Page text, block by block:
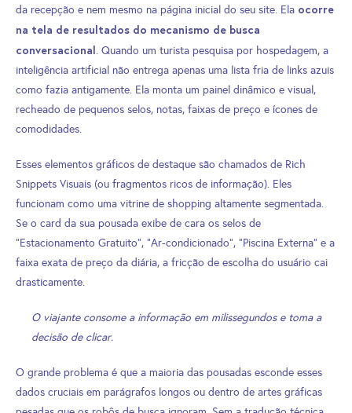
da recepção e nem mesmo na página inicial do seu site. Ela ocorre
na tela de resultados do mecanismo de busca
conversacional. Quando um turista pesquisa por hospedagem, a
inteligência artificial não entrega apenas uma lista fria de links azuis
como fazia antigamente. Ela monta um painel dinâmico e visual,
recheado de pequenos selos, notas, faixas de preço e ícones de
comodidades.
Esses elementos gráficos de destaque são chamados de Rich
Snippets Visuais (ou fragmentos ricos de informação). Eles
funcionam como uma vitrine de shopping altamente segmentada.
Se o card da sua pousada exibe de cara os selos de
“Estacionamento Gratuito”, “Ar-condicionado”, “Piscina Externa” e a
faixa exata de preço da diária, a fricção de escolha do usuário cai
drasticamente.
O viajante consome a informação em milissegundos e toma a
decisão de clicar.
O grande problema é que a maioria das pousadas esconde esses
dados cruciais em parágrafos longos ou dentro de artes gráficas